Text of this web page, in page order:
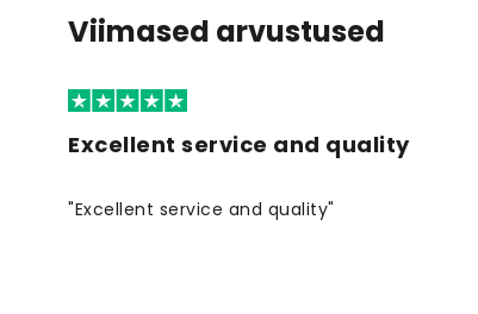
Viimased arvustused
Excellent service and quality
"Excellent service and quality"